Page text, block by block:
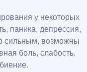
у некоторых
паника, депрессия,
сильным, возможны
боль, слабость,